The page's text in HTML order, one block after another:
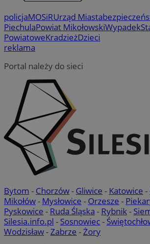
policjaMOSiRUrząd Miasta
PiechulaPowiat MikołowskiWypadek
PowiatoweKradzieżDzieci
reklama
Portal należy do sieci
Bytom - Chorzów- Gliwice - Katowice -
Mikołów- Mysłowice - Orzesze -
Pyskowice - Ruda Śląska - Rybnik-
Silesia.info.pl - Sosnowiec-
Wodzisław-Zabrze -Żory